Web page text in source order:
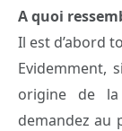
A quoi
Il est d’abord
Evidemment,
origine de
demandez au